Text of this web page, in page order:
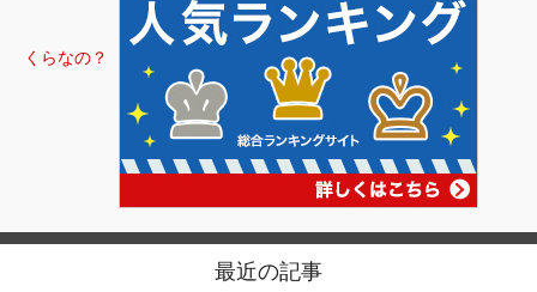
くらなの？
最近の記事